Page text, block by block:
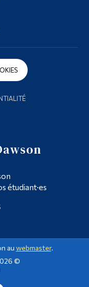
étudiant·es
au webmaster.
©